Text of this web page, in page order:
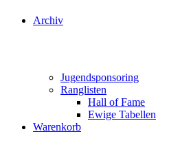
Archiv
Jugendsponsoring
Ranglisten
Hall of Fame
Ewige Tabellen
Warenkorb